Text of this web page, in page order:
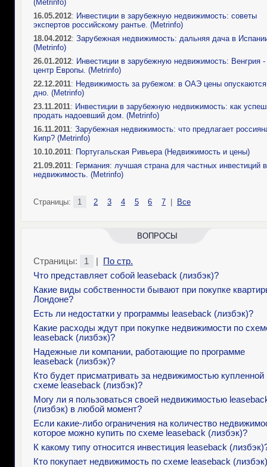
(Metrinfo)
16.05.2012: Инвестиции в зарубежную недвижимость: советы
экспертов российскому рантье. (Metrinfo)
18.04.2012: Зарубежная недвижимость: дальняя дача в
(Metrinfo)
26.01.2012: Инвестиции в зарубежную недвижимость: Венгрия -
центр Европы. (Metrinfo)
22.12.2011: Недвижимость за рубежом: в ОАЭ цены
дно. (Metrinfo)
23.11.2011: Инвестиции в зарубежную недвижимость: как
продать надоевший дом. (Metrinfo)
16.11.2011: Зарубежная недвижимость: что предлагает
Кипр? (Metrinfo)
10.10.2011: Португальская Ривьера (Недвижимость и цены)
21.09.2011: Германия: лучшая страна для частных инвестиций в
недвижимость. (Metrinfo)
Страницы: 1 2 3 4 5 6 7 Все
ВОПРОСЫ
Страницы: 1
По стр.
Что представляет собой leaseback (лизбэк)?
Какие виды собственности бывают при покупке
Лондоне?
Есть ли недостатки у программы leaseback (лизбэк)?
Какие расходы ждут при покупке недвижимости по
leaseback (лизбэк)?
Надежные ли компании, работающие по программе
leaseback (лизбэк)?
Кто будет присматривать за недвижимостью купленной
схеме leaseback (лизбэк)?
Могу ли я пользоваться своей недвижимостью
(лизбэк) в любой момент?
Если какие-либо ограничения на количество
которое можно купить по схеме leaseback (лизбэк)?
К какому типу относится инвестиция leaseback
Кто покупает недвижимость по схеме leaseback